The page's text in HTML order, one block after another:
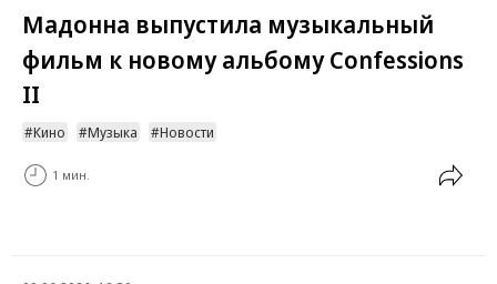
Мадонна выпустила музыкальный
фильм к новому альбому Confessions
II
Кино Музыка Новости
1 мин.